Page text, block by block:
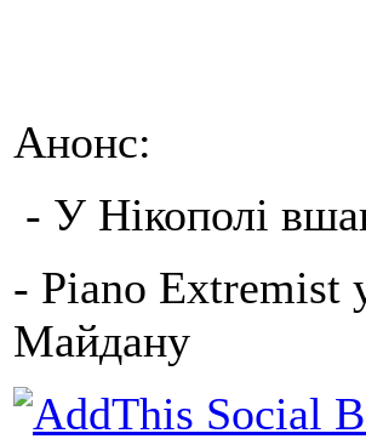
Анонс:
- У Нікополі
- Piano Extremist
Майдану